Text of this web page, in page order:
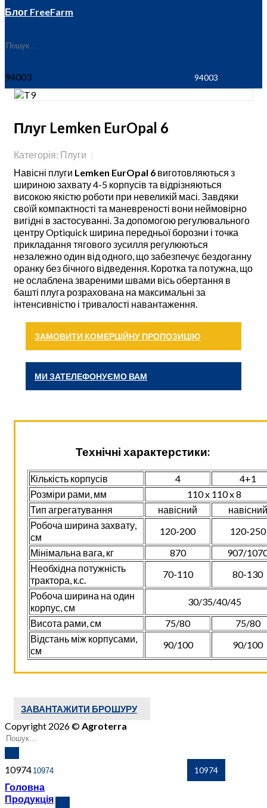
Блог FreeFarm
94003
Плуг Lemken EurOpal 6
Категорія: Плуги
Навісні плуги Lemken EurOpal 6 виготовляються з
шириною захвату 4-5 корпусів та відрізняються
високою якістю роботи при невеликій масі. Завдяки
своїй компактності та маневреності вони неймовірно
вигідні в застосуванні. За допомогою регулювального
центру Optiquick ширина передньої борозни і точка
прикладання тягового зусилля регулюються
незалежно один від одного, що забезпечує бездоганну
оранку без бічного відведення. Коротка та потужна, що
не ослаблена звареними швами вісь обертання в
башті плуга розрахована на максимальні за
інтенсивністю і тривалості навантаження.
ЗАМОВИТИ КОМЕРЦІЙНУ ПРОПОЗИЦІЮ
МИ ЗАТЕЛЕФОНУЄМО ВАМ
Технічні характерстики:
Кількість корпусів 4
4+1
Розміри рами, мм
110 x 110 x 8
Тип агрегатування
навісний
навісний
Робоча ширина захвату,
см
120-200
120-250
Мінімальна вага, кг
870
907/
Необхідна потужність
трактора, к.с.
70-110
80-130
Робоча ширина на один
корпус, см
30/35/40/45
Висота рами, см
75/80
75/80
Відстань між корпусами,
см
90/100 90/100
ЗАВАНТАЖИТИ БРОШУРУ
Copyright 2026 ©Agroterra
10974
Головна
Продукція